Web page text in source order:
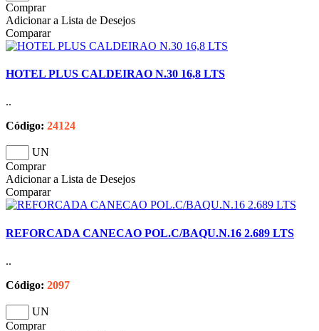
Comprar
Adicionar a Lista de Desejos
Comparar
HOTEL PLUS CALDEIRAO N.30 16,8 LTS
..
Código: 24124
UN
Comprar
Adicionar a Lista de Desejos
Comparar
REFORCADA CANECAO POL.C/BAQU.N.16 2.689 LTS
..
Código: 2097
UN
Comprar